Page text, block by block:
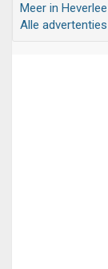
Meer in Heverlee
Alle advertenties